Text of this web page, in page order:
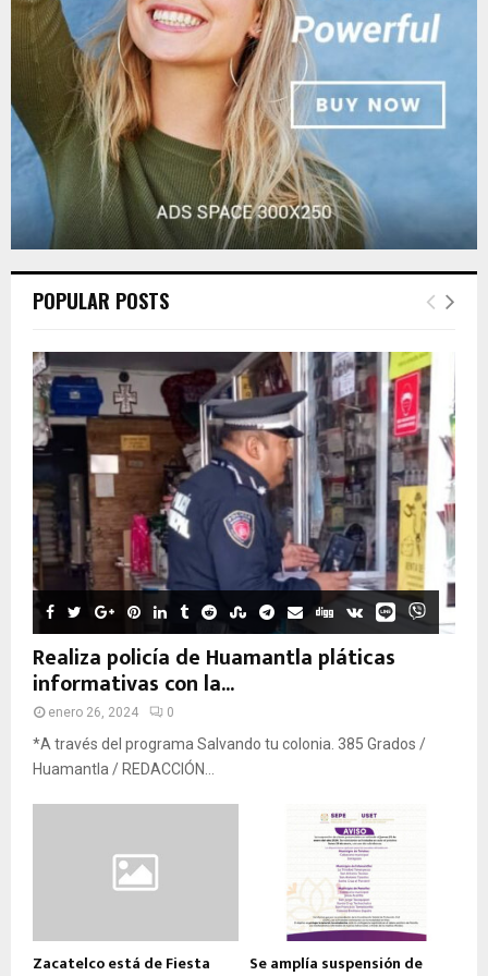
C
POPULAR POSTS
Realiza policía de Huamantla pláticas
informativas con la...
enero 26, 2024 0
*A través del programa Salvando tu colonia. 385 Grados /
Huamantla / REDACCIÓN...
Zacatelco está de Fiesta Se amplía suspensión de